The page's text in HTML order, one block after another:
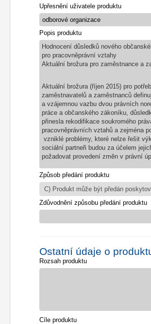
Upřesnění uživatele produktu
Popis produktu
Hodnocení důsledků nového
pro pracovněprávní vztahy
Aktuální brožura pro zaměstnance a
Aktuální brožura (říjen 2015) pro
zaměstnavatelů a zaměstnanců
a vzájemnou vazbu dvou právních
práce a občanského zákoníku,
přinesla rekodifikace soukromého
pracovněprávních vztahů a zejména
vzniklé problémy, které nelze řešit
sociální partneři budou za účelem
požadovat provedení změn v právní
Způsob předání produktu
Zdůvodnění způsobu předání produktu
Ostatní údaje o
Rozsah produktu
Cíle produktu